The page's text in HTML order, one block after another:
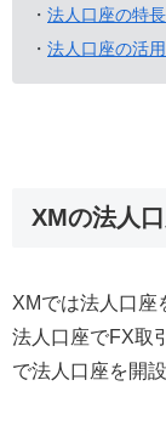
・ 法人口座の特
・ 法人口座の活
XMの法人
XMでは法人口座
法人口座でFX取
で法人口座を開